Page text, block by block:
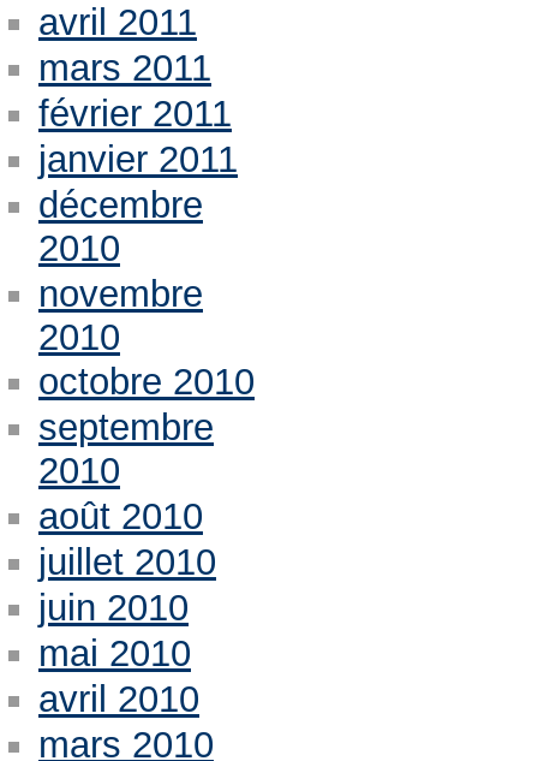
avril 2011
mars 2011
février 2011
janvier 2011
décembre
2010
novembre
2010
octobre 2010
septembre
2010
août 2010
juillet 2010
juin 2010
mai 2010
avril 2010
mars 2010